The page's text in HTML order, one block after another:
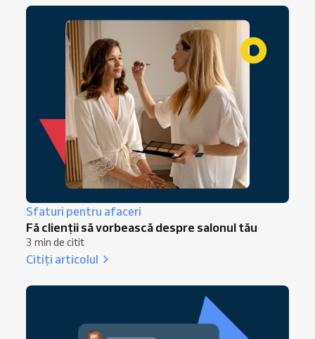
Sfaturi pentru afaceri
Fă clienții să vorbească despre salonul tău
3 min de citit
Citiți articolul